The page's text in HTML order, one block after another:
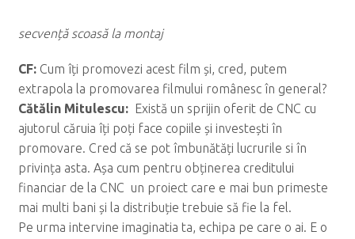
secvență scoasă la montaj
CF: Cum îți promovezi acest film și, cred, putem
extrapola la promovarea filmului românesc în general?
Cătălin Mitulescu: Există un sprijin oferit de CNC cu
ajutorul căruia îți poți face copiile și investești în
promovare. Cred că se pot îmbunătăți lucrurile si în
privința asta. Așa cum pentru obținerea creditului
financiar de la CNC un proiect care e mai bun primeste
mai multi bani și la distribuție trebuie să fie la fel.
Pe urma intervine imaginatia ta, echipa pe care o ai. E o